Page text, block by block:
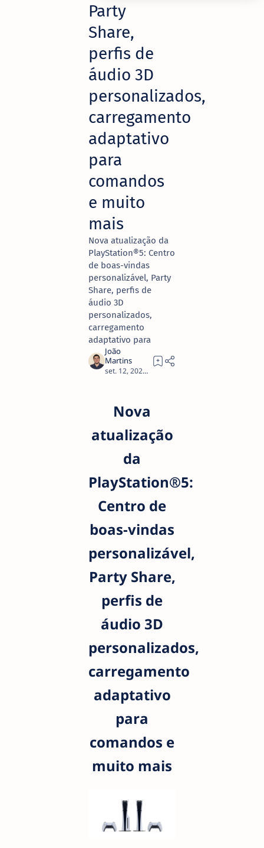
Party
Share,
perfis de
áudio 3D
personalizados,
carregamento
adaptativo
para
comandos
e muito
mais
Nova atualização da
PlayStation®5: Centro
de boas-vindas
personalizável, Party
Share, perfis de
áudio 3D
personalizados,
carregamento
adaptativo para
Nova
atualização
da
PlayStation®5:
Centro de
boas-vindas
personalizável,
Party Share,
perfis de
áudio 3D
personalizados,
carregamento
adaptativo
para
comandos e
muito mais